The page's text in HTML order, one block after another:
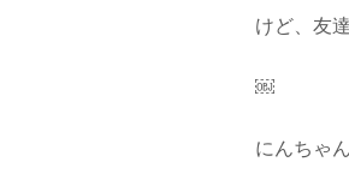
けど、友
￼
にんちゃ